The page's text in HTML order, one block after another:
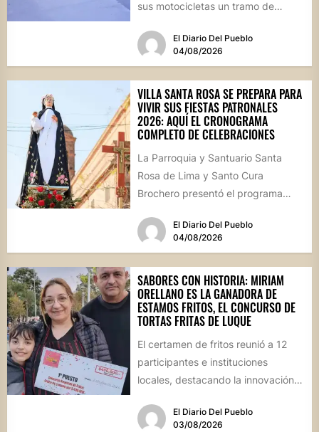
sus motocicletas un tramo de
calle...
El Diario Del Pueblo
04/08/2026
VILLA SANTA ROSA SE PREPARA PARA
VIVIR SUS FIESTAS PATRONALES
2026: AQUÍ EL CRONOGRAMA
COMPLETO DE CELEBRACIONES
La Parroquia y Santuario Santa
Rosa de Lima y Santo Cura
Brochero presentó el programa
El Diario Del Pueblo
04/08/2026
SABORES CON HISTORIA: MIRIAM
ORELLANO ES LA GANADORA DE
ESTAMOS FRITOS, EL CONCURSO DE
TORTAS FRITAS DE LUQUE
El certamen de fritos reunió a 12
participantes e instituciones
locales, destacando la innovación
El Diario Del Pueblo
03/08/2026